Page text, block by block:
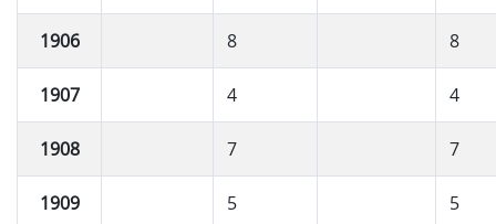
1906 8 8
1907 4 4
1908 7 7
1909 5 5